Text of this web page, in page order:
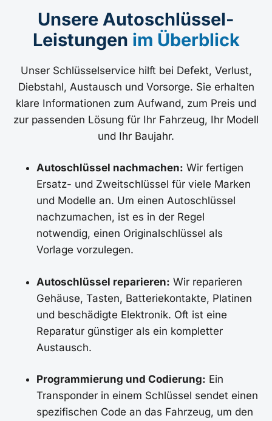
Unsere Autoschlüssel-
Leistungen im Überblick
Unser Schlüsselservice hilft bei Defekt, Verlust,
Diebstahl, Austausch und Vorsorge. Sie erhalten
klare Informationen zum Aufwand, zum Preis und
zur passenden Lösung für Ihr Fahrzeug, Ihr Modell
und Ihr Baujahr.
Autoschlüssel nachmachen: Wir fertigen
Ersatz- und Zweitschlüssel für viele Marken
und Modelle an. Um einen Autoschlüssel
nachzumachen, ist es in der Regel
notwendig, einen Originalschlüssel als
Vorlage vorzulegen.
Autoschlüssel reparieren: Wir reparieren
Gehäuse, Tasten, Batteriekontakte, Platinen
und beschädigte Elektronik. Oft ist eine
Reparatur günstiger als ein kompletter
Austausch.
Programmierung und Codierung: Ein
Transponder in einem Schlüssel sendet einen
spezifischen Code an das Fahrzeug, um den